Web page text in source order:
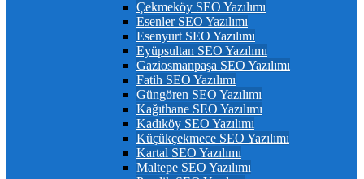
Çekmeköy SEO Yazılımı
Esenler SEO Yazılımı
Esenyurt SEO Yazılımı
Eyüpsultan SEO Yazılımı
Gaziosmanpaşa SEO Yazılımı
Fatih SEO Yazılımı
Güngören SEO Yazılımı
Kağıthane SEO Yazılımı
Kadıköy SEO Yazılımı
Küçükçekmece SEO Yazılımı
Kartal SEO Yazılımı
Maltepe SEO Yazılımı